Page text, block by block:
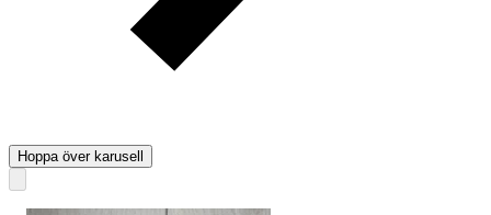
Hoppa över karusell